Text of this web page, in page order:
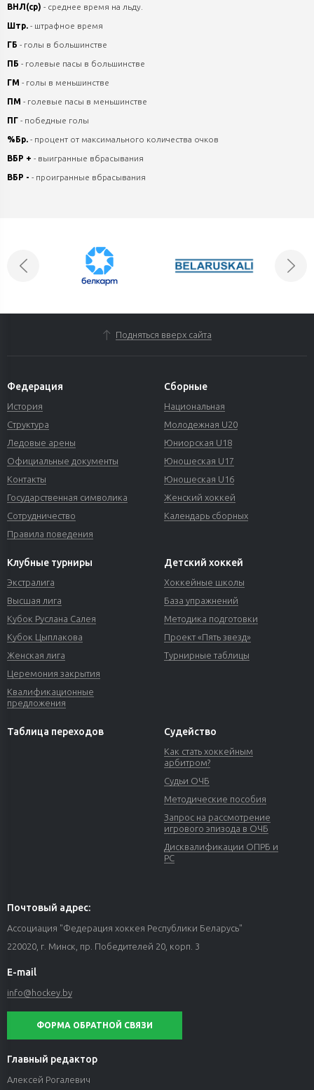
ВНЛ(ср) - среднее время на льду.
Штр. - штрафное время
ГБ - голы в большинстве
ПБ - голевые пасы в большинстве
ГМ - голы в меньшинстве
ПМ - голевые пасы в меньшинстве
ПГ - победные голы
%Бр. - процент от максимального количества очков
ВБР + - выигранные вбрасывания
ВБР - - проигранные вбрасывания
Подняться вверх сайта
Федерация
История
Структура
Ледовые арены
Официальные документы
Контакты
Государственная символика
Сотрудничество
Правила поведения
Сборные
Национальная
Молодежная U20
Юниорская U18
Юношеская U17
Юношеская U16
Женский хоккей
Календарь сборных
Клубные турниры
Экстралига
Высшая лига
Кубок Руслана Салея
Кубок Цыплакова
Женская лига
Церемония закрытия
Квалификационные
предложения
Детский хоккей
Хоккейные школы
База упражнений
Методика подготовки
Проект «Пять звезд»
Турнирные таблицы
Таблица переходов Судейство
Как стать хоккейным
арбитром?
Судьи ОЧБ
Методические пособия
Запрос на рассмотрение
игрового эпизода в ОЧБ
Дисквалификации ОПРБ и
РС
Почтовый адрес:
Ассоциация "Федерация хоккея Республики Беларусь"
220020, г. Минск, пр. Победителей 20, корп. 3
E-mail
info@hockey.by
ФОРМА ОБРАТНОЙ СВЯЗИ
Главный редактор
Алексей Рогалевич